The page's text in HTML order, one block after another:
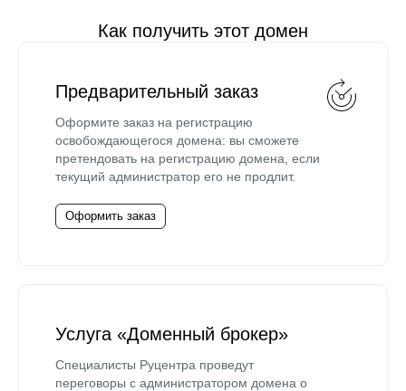
Как получить этот домен
Предварительный заказ
Оформите заказ на регистрацию
освобождающегося домена: вы сможете
претендовать на регистрацию домена, если
текущий администратор его не продлит.
Оформить заказ
Услуга «Доменный брокер»
Специалисты Руцентра проведут
переговоры с администратором домена о